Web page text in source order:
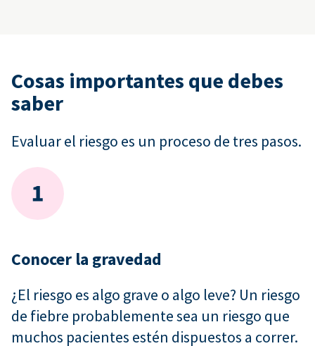
Cosas importantes que debes
saber
Evaluar el riesgo es un proceso de tres pasos.
Conocer la gravedad
¿El riesgo es algo grave o algo leve? Un riesgo
de fiebre probablemente sea un riesgo que
muchos pacientes estén dispuestos a correr.